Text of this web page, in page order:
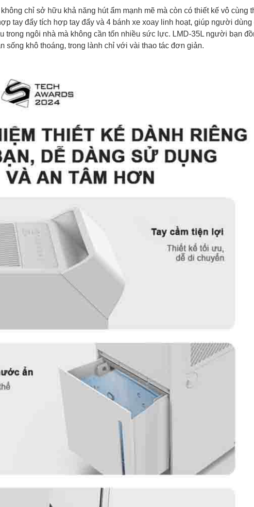
chỉ sở hữu khả năng hút ẩm mạnh mẽ mà còn có thiết kế vô cùng
tay đẩy tích hợp tay đẩy và 4 bánh xe xoay linh hoạt, giúp người dùng
trong ngôi nhà mà không cần tốn nhiều sức lực. LMD-35L người bạn
sống khô thoáng, trong lành chỉ với vài thao tác đơn giản.